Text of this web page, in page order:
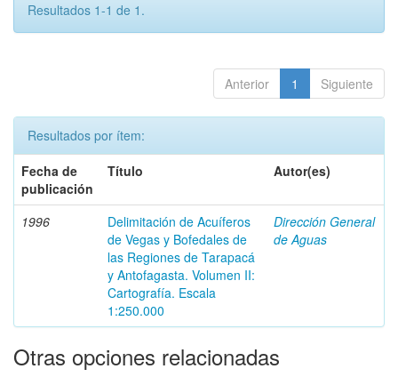
Resultados 1-1 de 1.
Anterior 1 Siguiente
Resultados por ítem:
Fecha de
publicación
Título Autor(es)
1996
Delimitación de Acuíferos
de Vegas y Bofedales de
las Regiones de Tarapacá
y Antofagasta. Volumen II:
Cartografía. Escala
1:250.000
Dirección General
de Aguas
Otras opciones relacionadas